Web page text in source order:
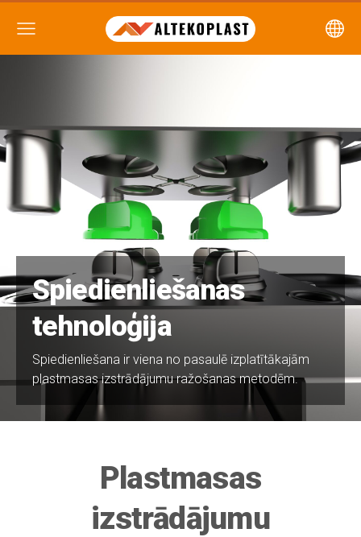
Spiedienliešanas
tehnoloģija
Spiedienliešana ir viena no pasaulē izplatītākajām
plastmasas izstrādājumu ražošanas metodēm.
Plastmasas
izstrādājumu